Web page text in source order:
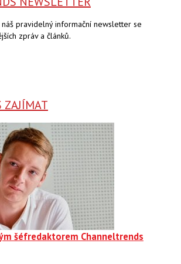
pravidelný informační newsletter se
zpráv a článků.
ZAJÍMAT
šéfredaktorem Channeltrends